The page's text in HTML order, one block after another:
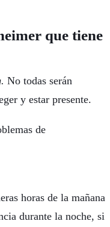
que tiene
No todas serán
y estar presente.
de
horas de la mañana
durante la noche, si